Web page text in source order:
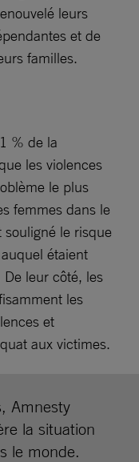
leurs
et de
familles.
% de la
les violences
le plus
femmes dans le
souligné le risque
étaient
De leur côté, les
les
et
aux victimes.
Amnesty
la situation
le monde.